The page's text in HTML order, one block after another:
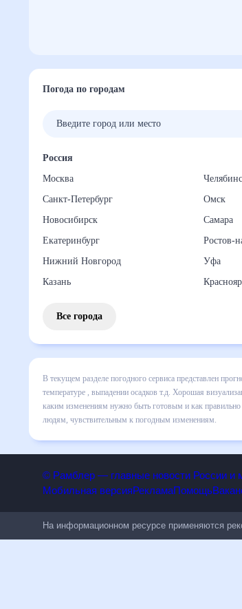
Погода по городам
Россия
Москва
Санкт-Петербург
Новосибирск
Екатеринбург
Нижний Новгород
Казань
Омск
Самара
Уфа
Все города
В текущем разделе погодного сервиса
включает все сведения по дневной
динамике и даст понять, какая будет
спланировать 30 дней. Подобный прогноз
© Рамблер — главные новости России
На информационном ресурсе применяются